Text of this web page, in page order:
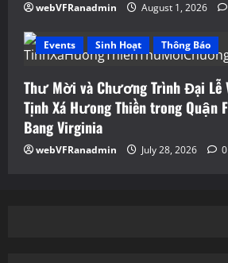
webVFRanadmin August 1, 2026
Events Sinh Hoạt Thông Báo
Thư Mời và Chương Trình Đại Lễ
Tịnh Xá Hưong Thiền trong Quận
Bang Virginia
webVFRanadmin July 28, 2026 0